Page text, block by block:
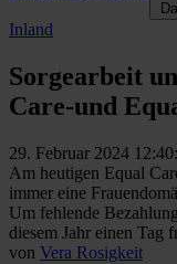
Inland
Sorgearbeit
Care-und
29. Februar 2024
Am heutigen Equal
immer eine
Um fehlende
diesem Jahr einen Tag
von Vera Rosigkeit